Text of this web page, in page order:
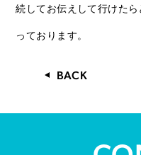
続してお伝えして行けたら
っております。
BACK